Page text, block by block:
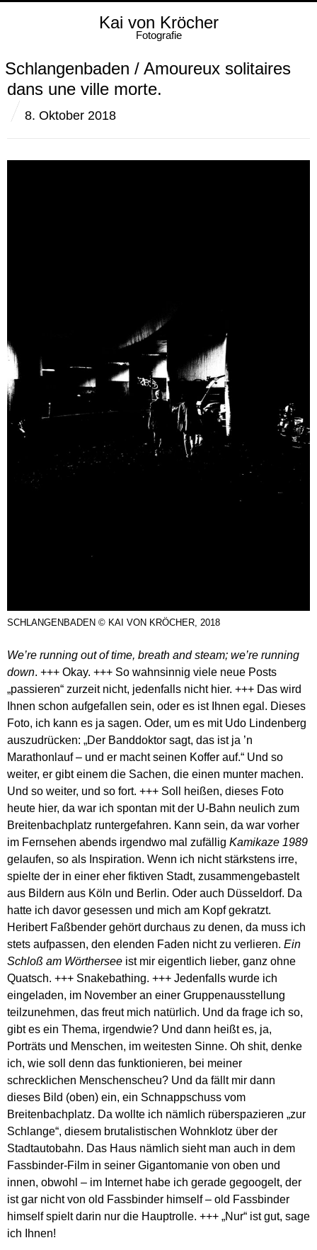
Kai von Kröcher
Fotografie
Schlangenbaden / Amoureux solitaires
dans une ville morte.
8. Oktober 2018
SCHLANGENBADEN © KAI VON KRÖCHER, 2018
We’re running out of time, breath and steam; we’re running
down. +++ Okay. +++ So wahnsinnig viele neue Posts
„passieren“ zurzeit nicht, jedenfalls nicht hier. +++ Das wird
Ihnen schon aufgefallen sein, oder es ist Ihnen egal. Dieses
Foto, ich kann es ja sagen. Oder, um es mit Udo Lindenberg
auszudrücken: „Der Banddoktor sagt, das ist ja ’n
Marathonlauf – und er macht seinen Koffer auf.“ Und so
weiter, er gibt einem die Sachen, die einen munter machen.
Und so weiter, und so fort. +++ Soll heißen, dieses Foto
heute hier, da war ich spontan mit der U-Bahn neulich zum
Breitenbachplatz runtergefahren. Kann sein, da war vorher
im Fernsehen abends irgendwo mal zufällig Kamikaze 1989
gelaufen, so als Inspiration. Wenn ich nicht stärkstens irre,
spielte der in einer eher fiktiven Stadt, zusammengebastelt
aus Bildern aus Köln und Berlin. Oder auch Düsseldorf. Da
hatte ich davor gesessen und mich am Kopf gekratzt.
Heribert Faßbender gehört durchaus zu denen, da muss ich
stets aufpassen, den elenden Faden nicht zu verlieren. Ein
Schloß am Wörthersee ist mir eigentlich lieber, ganz ohne
Quatsch. +++ Snakebathing. +++ Jedenfalls wurde ich
eingeladen, im November an einer Gruppenausstellung
teilzunehmen, das freut mich natürlich. Und da frage ich so,
gibt es ein Thema, irgendwie? Und dann heißt es, ja,
Porträts und Menschen, im weitesten Sinne. Oh shit, denke
ich, wie soll denn das funktionieren, bei meiner
schrecklichen Menschenscheu? Und da fällt mir dann
dieses Bild (oben) ein, ein Schnappschuss vom
Breitenbachplatz. Da wollte ich nämlich rüberspazieren „zur
Schlange“, diesem brutalistischen Wohnklotz über der
Stadtautobahn. Das Haus nämlich sieht man auch in dem
Fassbinder-Film in seiner Gigantomanie von oben und
innen, obwohl – im Internet habe ich gerade gegoogelt, der
ist gar nicht von old Fassbinder himself – old Fassbinder
himself spielt darin nur die Hauptrolle. +++ „Nur“ ist gut, sage
ich Ihnen!